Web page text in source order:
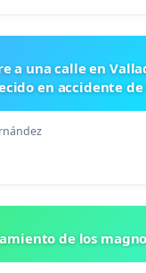
a una calle en
en accidente
de los